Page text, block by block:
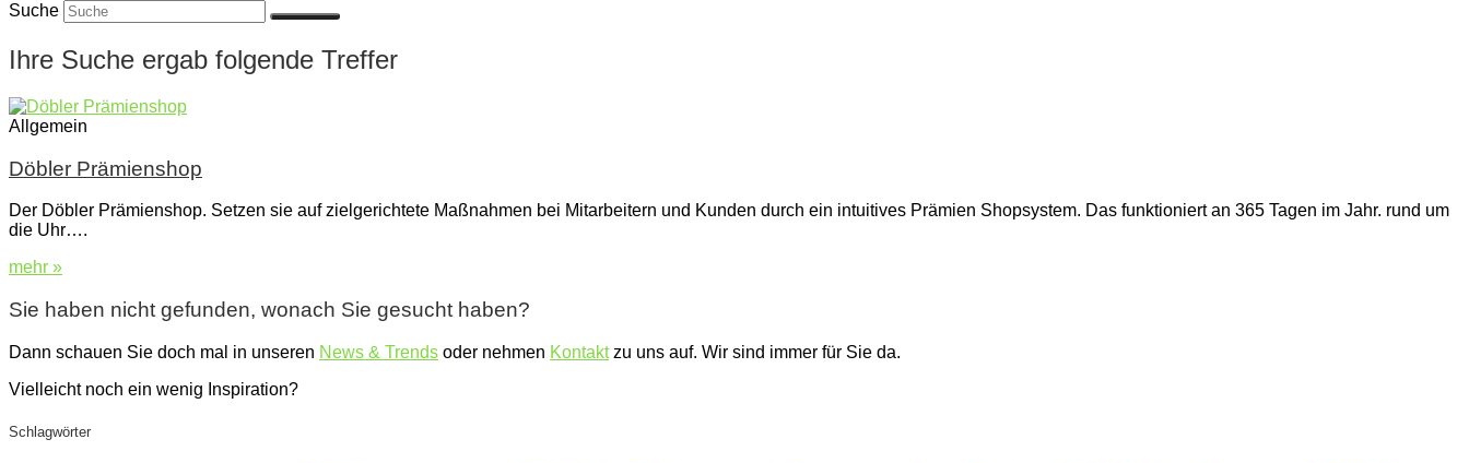
Suche
Ihre Suche ergab folgende Treffer
Allgemein
Döbler Prämienshop
Der Döbler Prämienshop. Setzen sie auf zielgerichtete Maßnahmen bei Mitarbeitern und Kunden durch ein intuitives Prämien Shopsystem. Das funktioniert an 365 Tagen im Jahr. rund um
die Uhr….
mehr »
Sie haben nicht gefunden, wonach Sie gesucht haben?
Dann schauen Sie doch mal in unseren News & Trends oder nehmen Kontaktzu uns auf. Wir sind immer für Sie da.
Vielleicht noch ein wenig Inspiration?
Schlagwörter